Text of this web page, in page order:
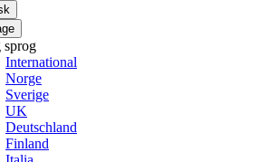
International
Norge
Sverige
UK
Deutschland
Finland